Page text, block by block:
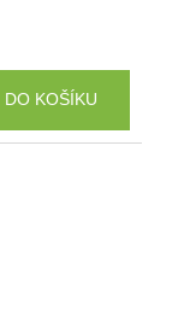
DO KOŠÍKU